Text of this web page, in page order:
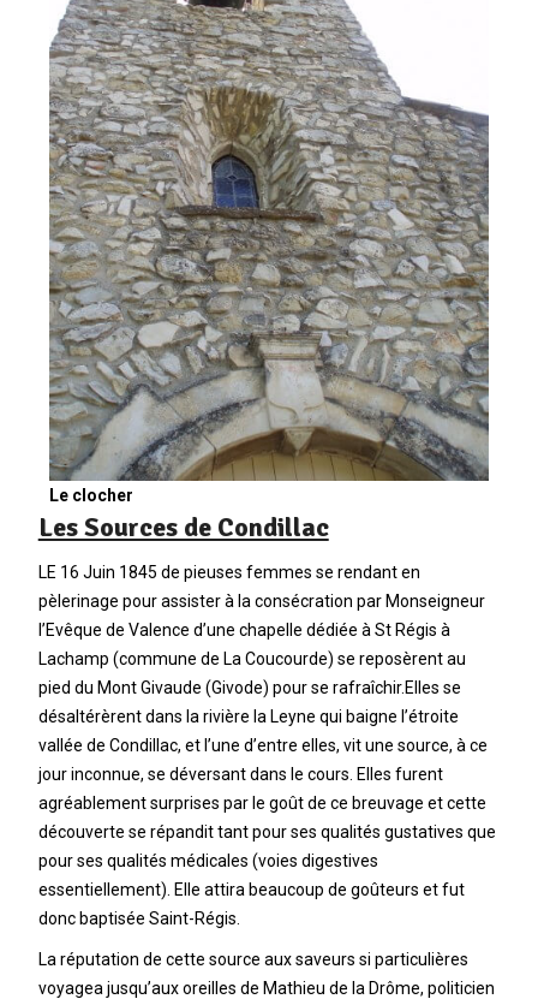
Le clocher
Les Sources de Condillac
LE 16 Juin 1845 de pieuses femmes se rendant en
pèlerinage pour assister à la consécration par Monseigneur
l’Evêque de Valence d’une chapelle dédiée à St Régis à
Lachamp (commune de La Coucourde) se reposèrent au
pied du Mont Givaude (Givode) pour se rafraîchir.Elles se
désaltérèrent dans la rivière la Leyne qui baigne l’étroite
vallée de Condillac, et l’une d’entre elles, vit une source, à ce
jour inconnue, se déversant dans le cours. Elles furent
agréablement surprises par le goût de ce breuvage et cette
découverte se répandit tant pour ses qualités gustatives que
pour ses qualités médicales (voies digestives
essentiellement). Elle attira beaucoup de goûteurs et fut
donc baptisée Saint-Régis.
La réputation de cette source aux saveurs si particulières
voyagea jusqu’aux oreilles de Mathieu de la Drôme, politicien